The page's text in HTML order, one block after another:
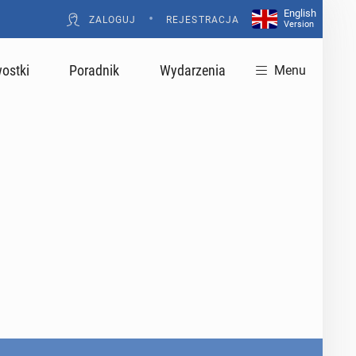
ZALOGUJ • REJESTRACJA
English
Version
Poradnik Wydarzenia Menu